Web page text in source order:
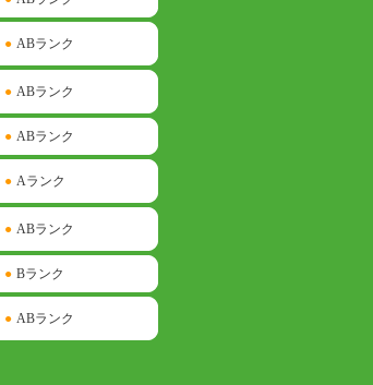
● ABランク
● ABランク
● ABランク
● Aランク
● ABランク
● Bランク
● ABランク